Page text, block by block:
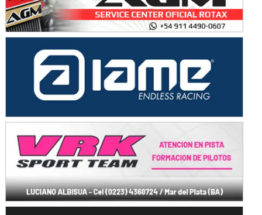
TUCUMANO - F5
Juan Navarro (Asfalto)
El Timbó (Tucumán)